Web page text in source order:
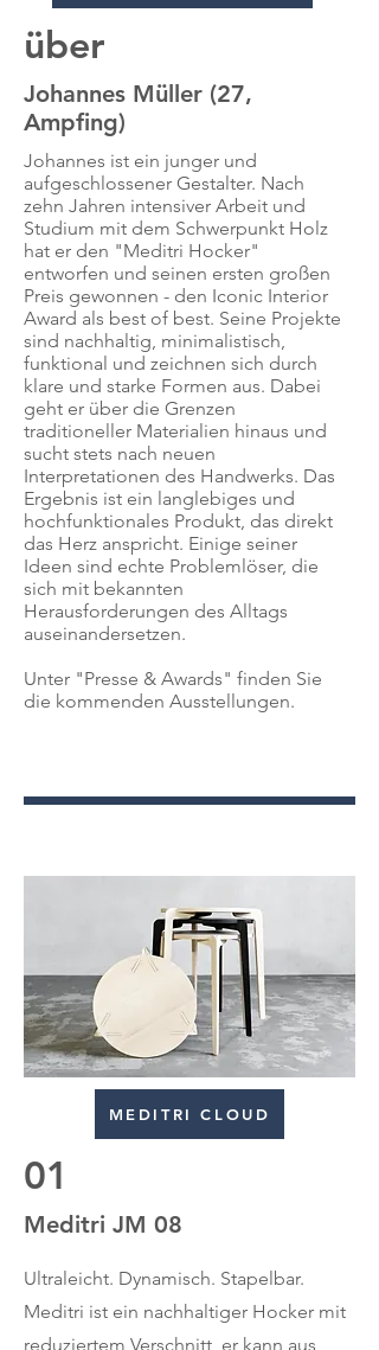
über
Johannes Müller (27,
Ampfing)
Johannes ist ein junger und
aufgeschlossener Gestalter. Nach
zehn Jahren intensiver Arbeit und
Studium mit dem Schwerpunkt Holz
hat er den "Meditri Hocker"
entworfen und seinen ersten großen
Preis gewonnen - den Iconic Interior
Award als best of best. Seine Projekte
sind nachhaltig, minimalistisch,
funktional und zeichnen sich durch
klare und starke Formen aus. Dabei
geht er über die Grenzen
traditioneller Materialien hinaus und
sucht stets nach neuen
Interpretationen des Handwerks. Das
Ergebnis ist ein langlebiges und
hochfunktionales Produkt, das direkt
das Herz anspricht. Einige seiner
Ideen sind echte Problemlöser, die
sich mit bekannten
Herausforderungen des Alltags
auseinandersetzen.
Unter "Presse & Awards" finden Sie
die kommenden Ausstellungen.
MEDITRI CLOUD
01
Meditri JM 08
Ultraleicht. Dynamisch. Stapelbar.
Meditri ist ein nachhaltiger Hocker mit
reduziertem Verschnitt, er kann aus